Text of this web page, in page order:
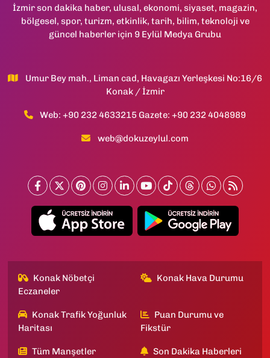
İzmir son dakika haber, ulusal, ekonomi, siyaset, magazin,
bölgesel, spor, turizm, etkinlik, tarih, bilim, teknoloji ve
güncel haberler için 9 Eylül Medya Grubu
Umur Bey mah., Liman cad, Havagazı Yerleşkesi No:16/6
Konak / İzmir
Web: +90 232 4633215 Gazete: +90 232 4048989
web@dokuzeylul.com
Konak Nöbetçi
Eczaneler
Konak Hava Durumu
Konak Trafik Yoğunluk
Haritası
Puan Durumu ve
Fikstür
Tüm Manşetler Son Dakika Haberleri